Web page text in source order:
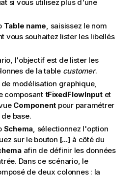
si vous utilisez plus d'une
Table name, saisissez le nom
vous souhaitez lister les libellés
l'objectif est de lister les
de la table customer.
modélisation graphique,
composant tFixedFlowInputet
Component pour paramétrer
base.
Schema, sélectionnez l'option
sur le bouton [...] à côté du
afin de définir les données
Dans ce scénario, le
de deux colonnes : la